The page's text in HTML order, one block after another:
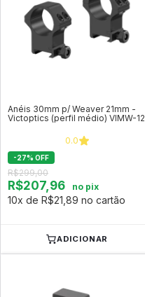
Anéis 30mm p/ Weaver 21mm -
Victoptics (perfil médio) VIMW-12
0.0
-27% OFF
R$299,00
R$207,96 no pix
10x de R$21,89 no cartão
ADICIONAR